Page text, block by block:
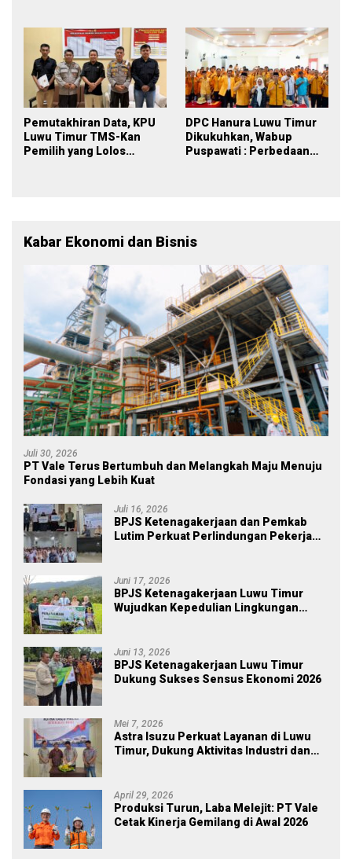
Pemutakhiran Data, KPU
Luwu Timur TMS-Kan
Pemilih yang Lolos
DPC Hanura Luwu Timur
Dikukuhkan, Wabup
Puspawati : Perbedaan
Kabar Ekonomi dan Bisnis
Juli 30, 2026
PT Vale Terus Bertumbuh dan Melangkah Maju Menuju
Fondasi yang Lebih Kuat
Juli 16, 2026
BPJS Ketenagakerjaan dan Pemkab
Lutim Perkuat Perlindungan Pekerja
Juni 17, 2026
BPJS Ketenagakerjaan Luwu Timur
Wujudkan Kepedulian Lingkungan
Juni 13, 2026
BPJS Ketenagakerjaan Luwu Timur
Dukung Sukses Sensus Ekonomi 2026
Mei 7, 2026
Astra Isuzu Perkuat Layanan di Luwu
Timur, Dukung Aktivitas Industri dan
April 29, 2026
Produksi Turun, Laba Melejit: PT Vale
Cetak Kinerja Gemilang di Awal 2026